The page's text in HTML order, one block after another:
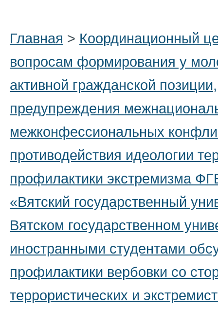
Главная > Координационный
вопросам формирования у
активной гражданской позиции,
предупреждения
межконфессиональных
противодействия идеологии
профилактики экстремизма
«Вятский государственный
Вятском государственном
иностранными студентами
профилактики вербовки со
террористических и